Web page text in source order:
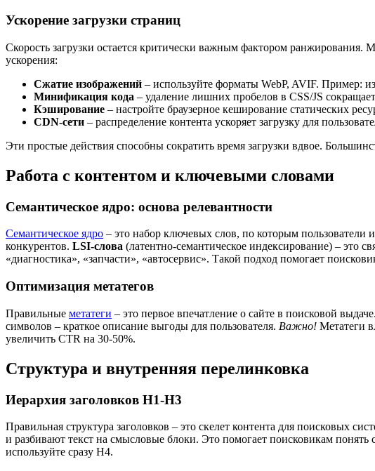
Ускорение загрузки страниц
Скорость загрузки остается критически важным фактором
ускорения:
Сжатие изображений – используйте форматы WebP, AVIF. Пример:
Минификация кода – удаление лишних пробелов в CSS/JS
Кэширование – настройте браузерное кеширование статических
CDN-сети – распределение контента ускоряет загрузку для
Эти простые действия способны сократить время загрузки вдвое.
Работа с контентом и ключевыми словами
Семантическое ядро: основа релевантности
Семантическое ядро – это набор ключевых слов, по которым
конкурентов. LSI-слова (латентно-семантическое индексирование) – это
«диагностика», «запчасти», «автосервис». Такой подход помогает
Оптимизация метатегов
Правильные метатеги – это первое впечатление о сайте в поисковой
символов – краткое описание выгоды для пользователя. Важно! Метатеги
увеличить CTR на 30-50%.
Структура и внутренняя перелинковка
Иерархия заголовков H1-H3
Правильная структура заголовков – это скелет контента для поисковых
и разбивают текст на смысловые блоки. Это помогает поисковикам
используйте сразу H4.